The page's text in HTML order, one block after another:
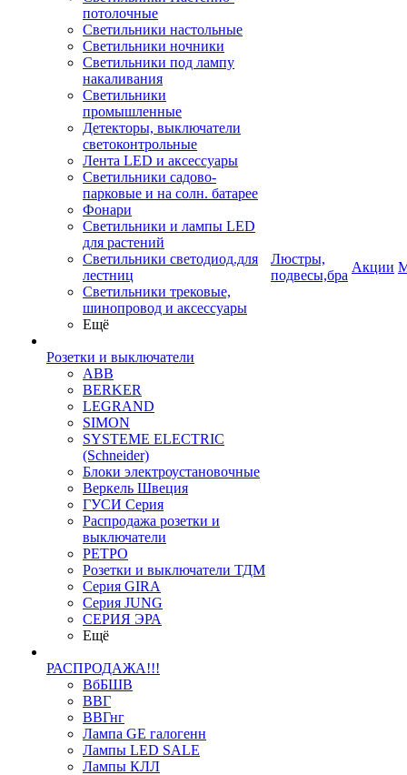
потолочные
Светильники настольные
Светильники ночники
Светильники под лампу
накаливания
Светильники
промышленные
Детекторы, выключатели
светоконтрольные
Лента LED и аксессуары
Светильники садово-
парковые и на солн. батарее
Фонари
Светильники и лампы LED
для растений
Светильники светодиод.для
лестниц
Светильники трековые,
шинопровод и аксессуары
Ещё
Розетки и выключатели
ABB
BERKER
LEGRAND
SIMON
SYSTEME ELECTRIC
(Schneider)
Блоки электроустановочные
Веркель Швеция
ГУСИ Серия
Распродажа розетки и
выключатели
РЕТРО
Розетки и выключатели ТДМ
Серия GIRA
Серия JUNG
СЕРИЯ ЭРА
Ещё
РАСПРОДАЖА!!!
ВбБШВ
ВВГ
ВВГнг
Лампа GE галогенн
Лампы LED SALE
Лампы КЛЛ
Люстры,
подвесы,бра
Акции